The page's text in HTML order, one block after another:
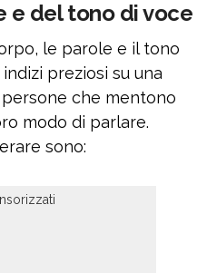
e del tono di voce
le parole e il tono
preziosi su una
che mentono
modo di parlare.
sono: